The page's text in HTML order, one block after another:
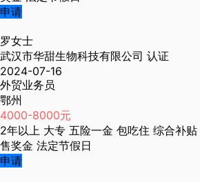
申请
罗女士
武汉市华甜生物科技有限公司 认证
2024-07-16
外贸业务员
鄂州
4000-8000元
2年以上 大专 五险一金 包吃住 综合补贴
售奖金 法定节假日
申请